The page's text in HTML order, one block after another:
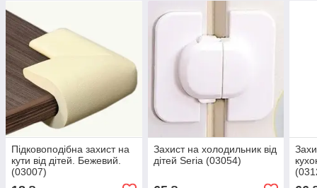
Підковоподібна захист на
кути від дітей. Бежевий.
(03007)
Захист на холодильник від
дітей Seria (03054)